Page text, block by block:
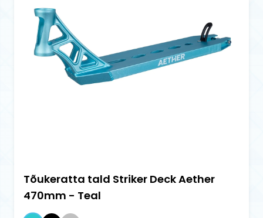
Tõukeratta tald Striker Deck Aether
470mm - Teal